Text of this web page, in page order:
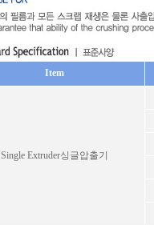
Item
Single Extruder싱글압출기